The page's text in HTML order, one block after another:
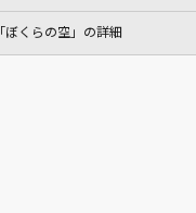
「ぼくらの空」の詳細